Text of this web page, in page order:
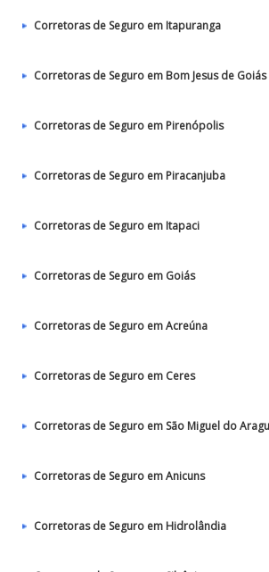
Corretoras de Seguro em Itapuranga
Corretoras de Seguro em Bom Jesus de Goiás
Corretoras de Seguro em Pirenópolis
Corretoras de Seguro em Piracanjuba
Corretoras de Seguro em Itapaci
Corretoras de Seguro em Goiás
Corretoras de Seguro em Acreúna
Corretoras de Seguro em Ceres
Corretoras de Seguro em São Miguel do
Corretoras de Seguro em Anicuns
Corretoras de Seguro em Hidrolândia